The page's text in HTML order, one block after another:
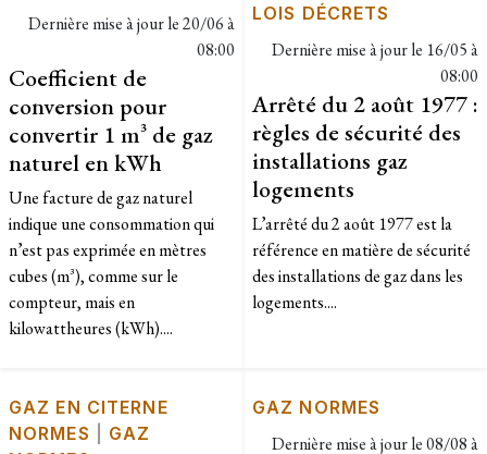
Dernière mise à jour le20/06 à
08:00
Coefficient de
conversion pour
convertir 1 m³ de gaz
naturel en kWh
Une facture de gaz naturel
indique une consommation qui
n’est pas exprimée en mètres
cubes (m³), comme sur le
compteur, mais en
kilowattheures (kWh)....
LOIS DÉCRETS
Dernière mise à jour le 16/05 à
08:00
Arrêté du 2 août 1977 :
règles de sécurité des
installations gaz
logements
L’arrêté du 2 août 1977 est la
référence en matière de sécurité
des installations de gaz dans les
logements....
GAZ EN CITERNE
NORMES
GAZ
GAZ NORMES
Dernière mise à jour le08/08 à